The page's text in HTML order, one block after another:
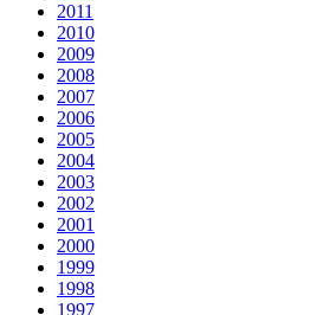
2011
2010
2009
2008
2007
2006
2005
2004
2003
2002
2001
2000
1999
1998
1997